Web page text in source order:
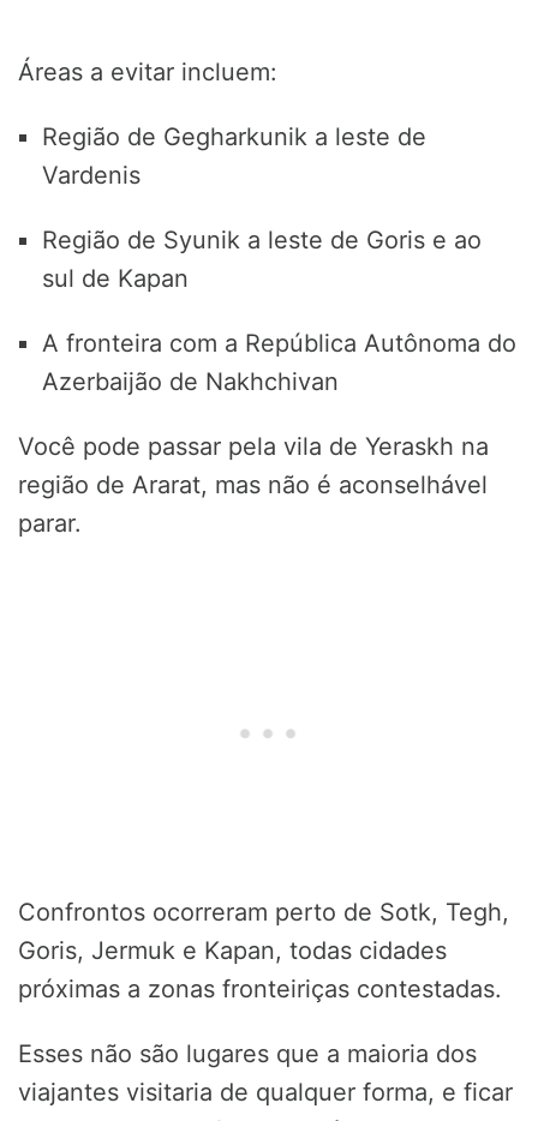
Áreas a evitar incluem:
Região de Gegharkunik a leste de
Vardenis
Região de Syunik a leste de Goris e ao
sul de Kapan
A fronteira com a República Autônoma do
Azerbaijão de Nakhchivan
Você pode passar pela vila de Yeraskh na
região de Ararat, mas não é aconselhável
parar.
Confrontos ocorreram perto de Sotk, Tegh,
Goris, Jermuk e Kapan, todas cidades
próximas a zonas fronteiriças contestadas.
Esses não são lugares que a maioria dos
viajantes visitaria de qualquer forma, e ficar